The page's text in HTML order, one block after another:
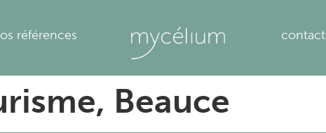
références contact
Beauce